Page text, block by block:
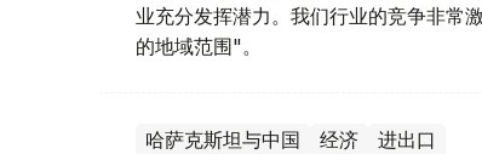
业充分发挥潜力。我们行业的竞争非常
的地域范围"。
哈萨克斯坦与中国 经济 进出口